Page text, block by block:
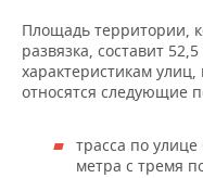
Площадь территории,
развязка, составит
характеристикам
относятся следующие
трасса по
метра с тремя